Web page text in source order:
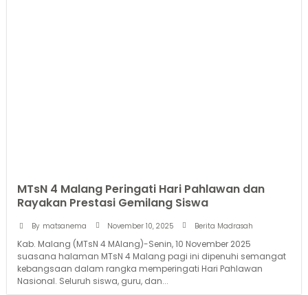
MTsN 4 Malang Peringati Hari Pahlawan dan
Rayakan Prestasi Gemilang Siswa
By matsanema November 10, 2025 Berita Madrasah
Kab. Malang (MTsN 4 MAlang)-Senin, 10 November 2025
suasana halaman MTsN 4 Malang pagi ini dipenuhi semangat
kebangsaan dalam rangka memperingati Hari Pahlawan
Nasional. Seluruh siswa, guru, dan...